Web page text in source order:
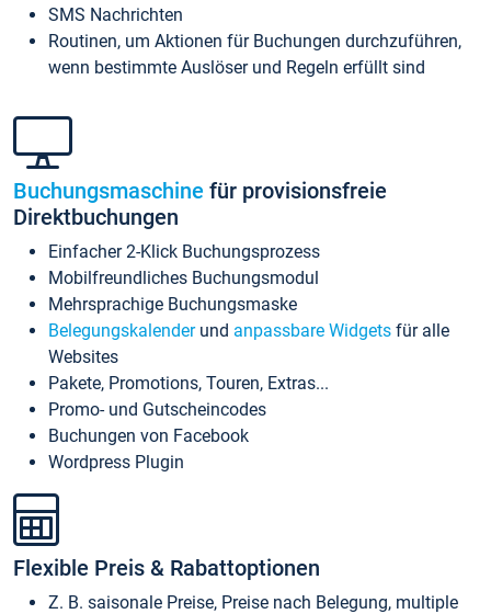
SMS Nachrichten
Routinen, um Aktionen für Buchungen durchzuführen,
wenn bestimmte Auslöser und Regeln erfüllt sind
Buchungsmaschine für provisionsfreie
Direktbuchungen
Einfacher 2-Klick Buchungsprozess
Mobilfreundliches Buchungsmodul
Mehrsprachige Buchungsmaske
Belegungskalenderund anpassbare Widgets für alle
Websites
Pakete, Promotions, Touren, Extras...
Promo- und Gutscheincodes
Buchungen von Facebook
Wordpress Plugin
Flexible Preis & Rabattoptionen
Z. B. saisonale Preise, Preise nach Belegung, multiple